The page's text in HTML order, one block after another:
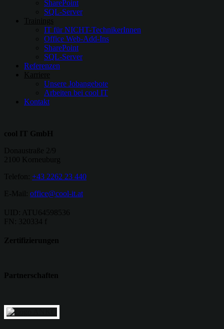
SharePoint
SQL-Server
Trainings
IT für NICHT-TechnikerInnen
Office Web-Add-Ins
SharePoint
SQL-Server
Referenzen
Karriere
Unsere Jobangebote
Arbeiten bei cool IT
Kontakt
cool IT GmbH
Donaustraße 2/9
2100 Korneuburg
Telefon: +43 2262 23 440
E-Mail: office@cool-it.at
UID: ATU64598536
FN: 320334 f
Zertifizierungen
Partnerschaften